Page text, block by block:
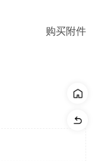
购买附件